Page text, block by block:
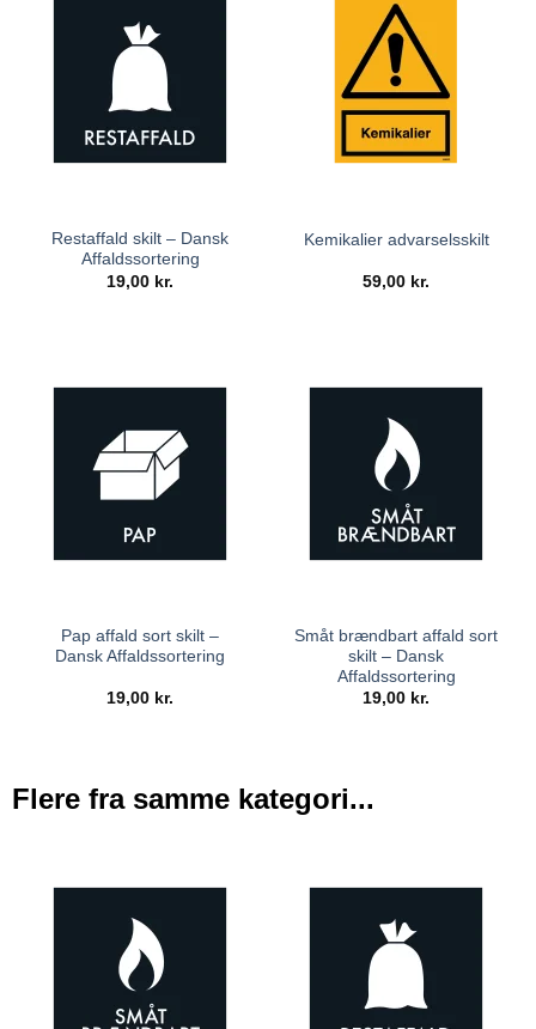
Restaffald skilt – Dansk
Affaldssortering
19,00 kr.
Kemikalier advarselsskilt
59,00 kr.
Pap affald sort skilt –
Dansk Affaldssortering
19,00 kr.
Småt brændbart affald sort
skilt – Dansk
Affaldssortering
19,00 kr.
Flere fra samme kategori...